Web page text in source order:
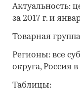
Актуальность:
за 2017 г. и
Товарная
Регионы: все
округа, Россия
Таблицы: